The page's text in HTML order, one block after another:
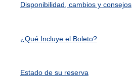
Disponibilidad, cambios y consejos
¿Qué Incluye el Boleto?
Estado de su reserva